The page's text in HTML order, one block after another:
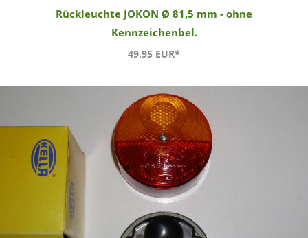
Rückleuchte JOKON Ø 81,5 mm - ohne
Kennzeichenbel.
49,95 EUR*